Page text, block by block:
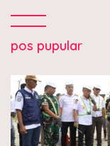
pos pupular